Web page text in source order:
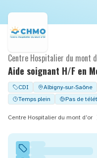
Aide soignant H/F en
Centre Hospitalier du mont
CDI Albigny-sur-Saône
Temps plein
Pas de
Centre Hospitalier du mont d’or